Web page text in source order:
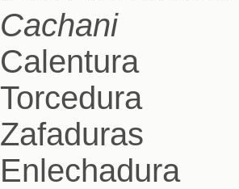
Cachani
Calentura
Torcedura
Zafaduras
Enlechadura